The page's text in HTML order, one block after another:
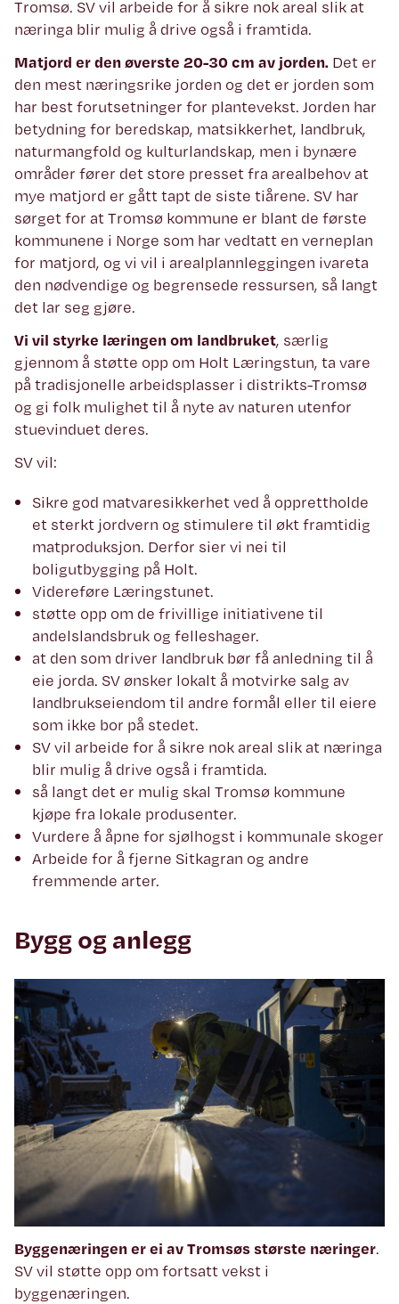
Tromsø. SV vil arbeide for å sikre nok areal slik at
næringa blir mulig å drive også i framtida.
Matjord er den øverste 20-30 cm av jorden. Det er
den mest næringsrike jorden og det er jorden som
har best forutsetninger for plantevekst. Jorden har
betydning for beredskap, matsikkerhet, landbruk,
naturmangfold og kulturlandskap, men i bynære
områder fører det store presset fra arealbehov at
mye matjord er gått tapt de siste tiårene. SV har
sørget for at Tromsø kommune er blant de første
kommunene i Norge som har vedtatt en verneplan
for matjord, og vi vil i arealplannleggingen ivareta
den nødvendige og begrensede ressursen, så langt
det lar seg gjøre.
Vi vil styrke læringen om landbruket, særlig
gjennom å støtte opp om Holt Læringstun, ta vare
på tradisjonelle arbeidsplasser i distrikts-Tromsø
og gi folk mulighet til å nyte av naturen utenfor
stuevinduet deres.
SV vil:
Sikre god matvaresikkerhet ved å opprettholde
et sterkt jordvern og stimulere til økt framtidig
matproduksjon. Derfor sier vi nei til
boligutbygging på Holt.
Videreføre Læringstunet.
støtte opp om de frivillige initiativene til
andelslandsbruk og felleshager.
at den som driver landbruk bør få anledning til å
eie jorda. SV ønsker lokalt å motvirke salg av
landbrukseiendom til andre formål eller til eiere
som ikke bor på stedet.
SV vil arbeide for å sikre nok areal slik at næringa
blir mulig å drive også i framtida.
så langt det er mulig skal Tromsø kommune
kjøpe fra lokale produsenter.
Vurdere å åpne for sjølhogst i kommunale skoger
Arbeide for å fjerne Sitkagran og andre
fremmende arter.
Bygg og anlegg
Byggenæringen er ei av Tromsøs største næringer.
SV vil støtte opp om fortsatt vekst i
byggenæringen.